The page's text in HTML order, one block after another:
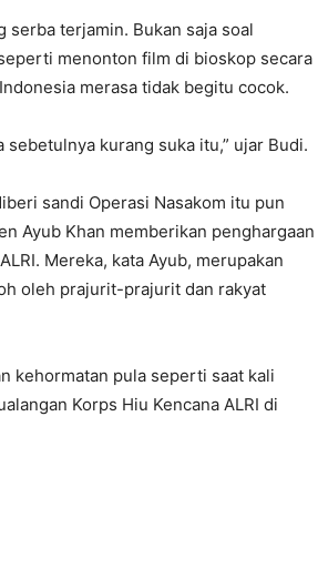
serba terjamin. Bukan saja soal
menonton film di bioskop secara
merasa tidak begitu cocok.
sebetulnya kurang suka itu,” ujar Budi.
sandi Operasi Nasakom itu pun
Ayub Khan memberikan penghargaan
Mereka, kata Ayub, merupakan
oleh prajurit-prajurit dan rakyat
kehormatan pula seperti saat kali
Korps Hiu Kencana ALRI di